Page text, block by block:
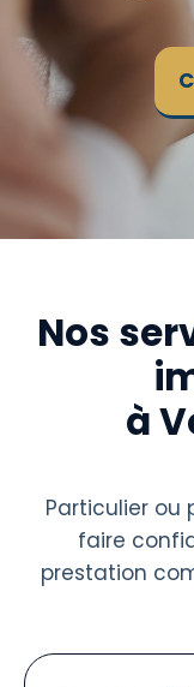
Nos
à
Particulier ou
faire
prestation